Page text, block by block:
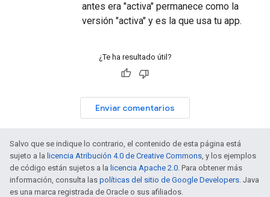
antes era "activa" permanece como la
versión "activa" y es la que usa tu app.
¿Te ha resultado útil?
Enviar comentarios
Salvo que se indique lo contrario, el contenido de esta página está
sujeto a la licencia Atribución 4.0 de Creative Commons, y los ejemplos
de código están sujetos a la licencia Apache 2.0. Para obtener más
información, consulta las políticas del sitio de Google Developers. Java
es una marca registrada de Oracle o sus afiliados.